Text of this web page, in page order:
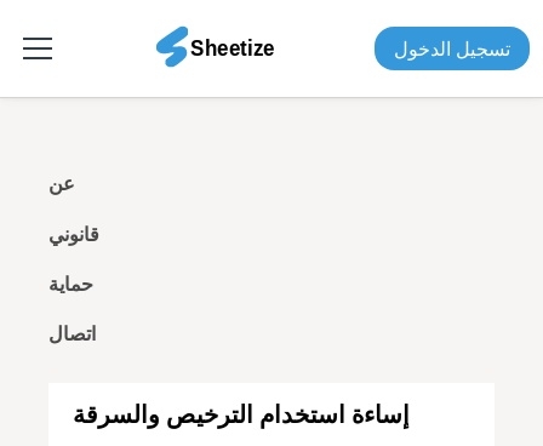
تسجيل الدخول
عن
قانوني
حماية
اتصال
إساءة استخدام الترخيص والسرقة